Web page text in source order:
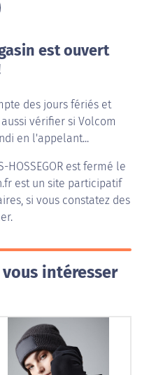
est ouvert
des jours fériés et
vérifier si Volcom
en l'appelant...
HOSSEGOR est fermé le
est un site participatif
si vous constatez des
intéresser